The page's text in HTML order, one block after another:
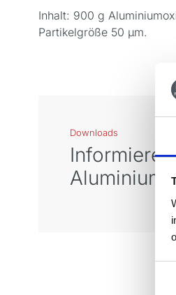
Inhalt: 900 g
Partikelgröße 50 µm.
Downloads